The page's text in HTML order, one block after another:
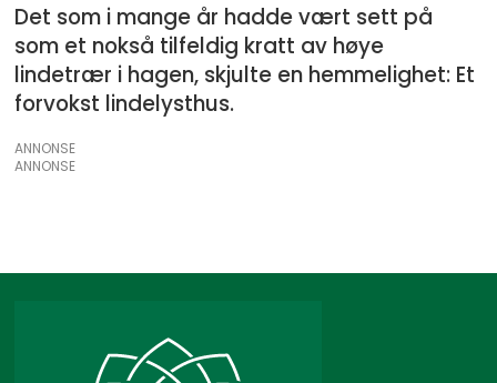
Det som i mange år hadde vært sett på
som et nokså tilfeldig kratt av høye
lindetrær i hagen, skjulte en hemmelighet: Et
forvokst lindelysthus.
ANNONSE
ANNONSE